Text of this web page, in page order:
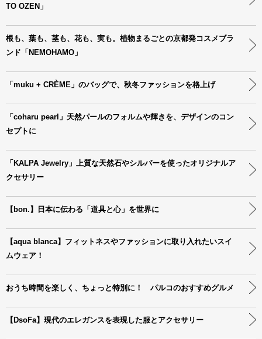
TO OZEN」
根も、葉も、茎も、花も、実も。植物まるごとの京都発コスメブラ
ンド「NEMOHAMO」
「muku + CRÈME」のバッグで、秋冬ファッションを格上げ
「coharu pearl」天然パールのフォルムや輝きを、デザインのコン
セプトに
「KALPA Jewelry」上質な天然石やシルバーを使ったオリジナルア
クセサリー
【bon.】日本に伝わる「道具と心」を世界に
【aqua blanca】フィットネスやファッションに取り入れたいスイ
ムウェア！
おうち時間を楽しく、ちょっと特別に！ パルコのおすすめグルメ
【DsoFa】現代のエレガンスを表現した服とアクセサリー